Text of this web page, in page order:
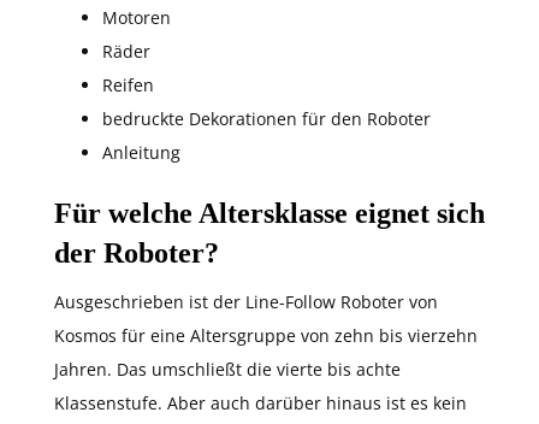
Motoren
Räder
Reifen
bedruckte Dekorationen für den Roboter
Anleitung
Für welche Altersklasse eignet sich
der Roboter?
Ausgeschrieben ist der Line-Follow Roboter von
Kosmos für eine Altersgruppe von zehn bis vierzehn
Jahren. Das umschließt die vierte bis achte
Klassenstufe. Aber auch darüber hinaus ist es kein